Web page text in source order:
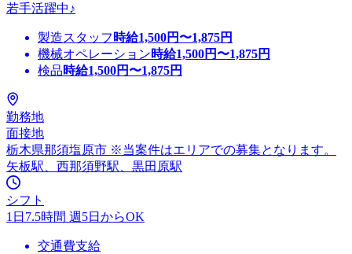
若手活躍中♪
製造スタッフ 時給1,500円〜1,875円
機械オペレーション時給1,500円〜1,875円
検品時給1,500円〜1,875円
勤務地
面接地
栃木県那須塩原市 ※当案件はエリアでの募集となります。
矢板駅、西那須野駅、黒田原駅
シフト
1日7.5時間 週5日からOK
交通費支給